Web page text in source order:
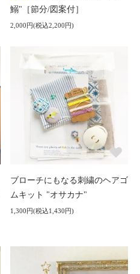
鰯"［節分/図案付］
2,000円(税込2,200円)
ブローチにもなる刺繍のヘアゴ
ムキット "オサカナ"
1,300円(税込1,430円)